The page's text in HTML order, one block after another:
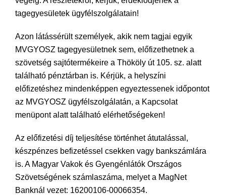
tagegyesületek ügyfélszolgálatain!
Azon látássérült személyek, akik nem tagjai egyik
MVGYOSZ tagegyesületnek sem, előfizethetnek a
szövetség sajtótermékeire a Thököly út 105. sz. alatt
található pénztárban is. Kérjük, a helyszíni
előfizetéshez mindenképpen egyeztessenek időpontot
az MVGYOSZ ügyfélszolgálatán, a Kapcsolat
menüpont alatt található elérhetőségeken!
Az előfizetési díj teljesítése történhet átutalással,
készpénzes befizetéssel csekken vagy bankszámlára
is. A Magyar Vakok és Gyengénlátók Országos
Szövetségének számlaszáma, melyet a MagNet
Banknál vezet: 16200106-00066354.